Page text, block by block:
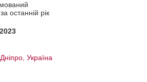
останній рік
Україна